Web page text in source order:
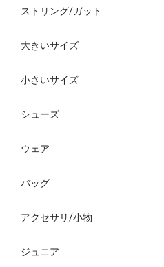
ストリング/ガット
大きいサイズ
小さいサイズ
シューズ
ウェア
バッグ
アクセサリ/小物
ジュニア